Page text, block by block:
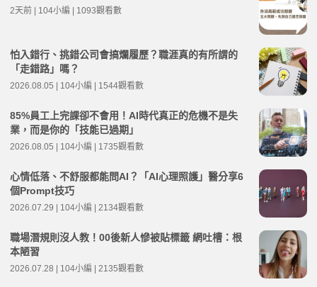
2天前 | 104小編 | 1093觀看數
怕入錯行、挑錯公司會搞爛履歷？職涯真的有所謂的
「走錯路」嗎？
2026.08.05 | 104小編 | 1544觀看數
85%員工上完課卻不會用！AI時代真正的危機不是失
業，而是你的「技能已過期」
2026.08.05 | 104小編 | 1735觀看數
心情低落、不舒服都能問AI？「AI心理照護」醫分享6
個Prompt技巧
2026.07.29 | 104小編 | 2134觀看數
職場潛規則沒人教！00後新人慘被貼標籤 網吐槽：根
本陋習
2026.07.28 | 104小編 | 2135觀看數